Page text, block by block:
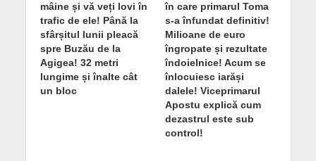
mâine și vă veți lovi în
trafic de ele! Până la
sfârșitul lunii pleacă
spre Buzău de la
Agigea! 32 metri
lungime și înalte cât
un bloc
în care primarul Toma
s-a înfundat definitiv!
Milioane de euro
îngropate și rezultate
îndoielnice! Acum se
înlocuiesc iarăși
dalele! Viceprimarul
Apostu explică cum
dezastrul este sub
control!